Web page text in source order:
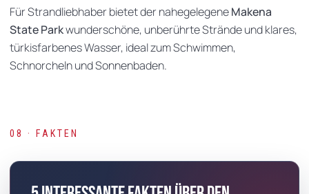
Für Strandliebhaber bietet der nahegelegeneMakena
State Parkwunderschöne, unberührte Strände und klares,
türkisfarbenes Wasser, ideal zum Schwimmen,
Schnorcheln und Sonnenbaden.
08 · FAKTEN